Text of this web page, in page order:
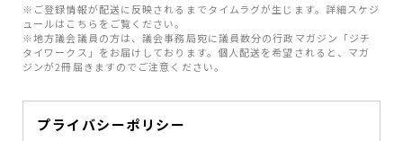
※ご登録情報が配送に反映されるまでタイムラグが生じます。詳細スケジ
ュールはこちらをご覧ください。
※地方議会議員の方は、議会事務局宛に議員数分の行政マガジン「ジチ
タイワークス」をお届けしております。個人配送を希望されると、マガ
ジンが2冊届きますのでご注意ください。
プライバシーポリシー